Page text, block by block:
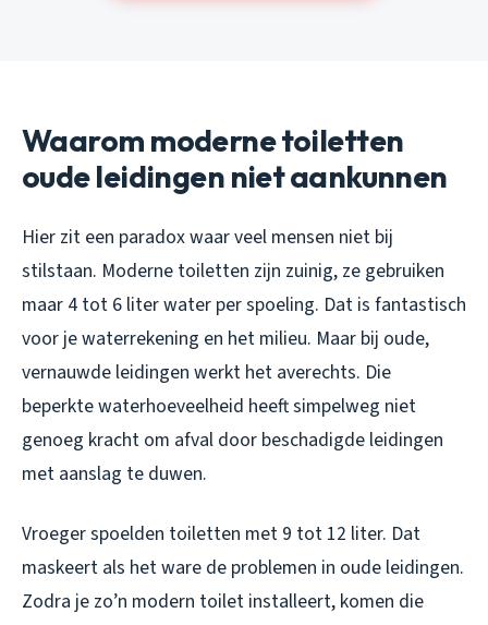
Waarom moderne toiletten
oude leidingen niet aankunnen
Hier zit een paradox waar veel mensen niet bij
stilstaan. Moderne toiletten zijn zuinig, ze gebruiken
maar 4 tot 6 liter water per spoeling. Dat is fantastisch
voor je waterrekening en het milieu. Maar bij oude,
vernauwde leidingen werkt het averechts. Die
beperkte waterhoeveelheid heeft simpelweg niet
genoeg kracht om afval door beschadigde leidingen
met aanslag te duwen.
Vroeger spoelden toiletten met 9 tot 12 liter. Dat
maskeert als het ware de problemen in oude leidingen.
Zodra je zo’n modern toilet installeert, komen die